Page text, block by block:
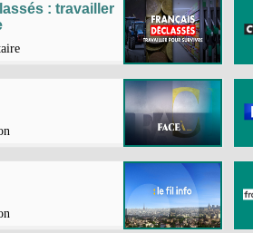
: travailler